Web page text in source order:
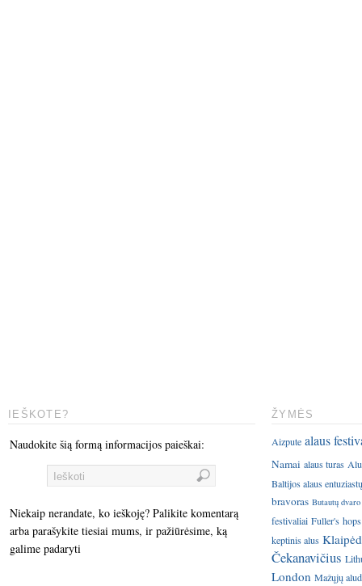
IEŠKOTE?
Naudokite šią formą informacijos paieškai:
Niekaip nerandate, ko ieškoję? Palikite komentarą
arba parašykite tiesiai mums, ir pažiūrėsime, ką
galime padaryti
ŽYMĖS
Aizpute alaus
Namai alaus turas
Baltijos alaus
bravoras Butautų dvaro
festivaliai Fuller's hops
keptinis alus
Čekanavičius
London Mažųjų